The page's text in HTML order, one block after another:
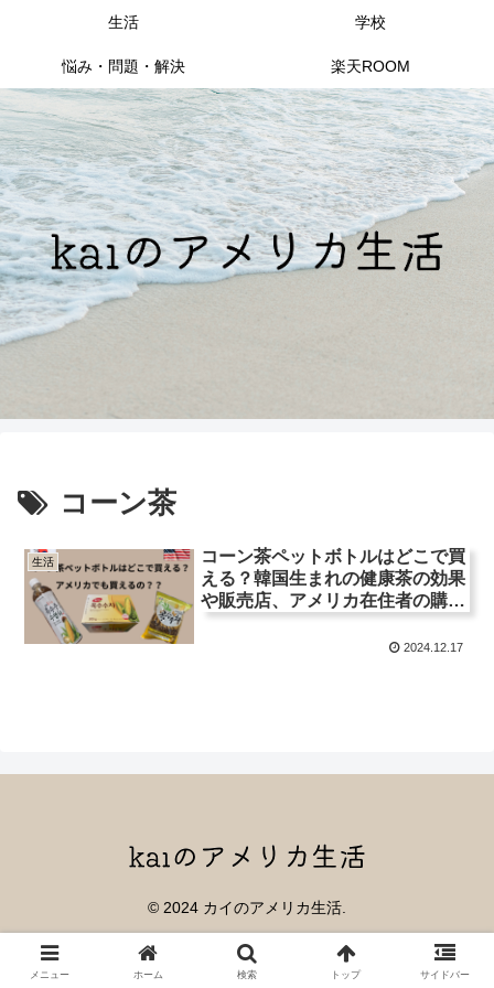
生活 学校
悩み・問題・解決 楽天ROOM
コーン茶
生活
コーン茶ペットボトルはどこで買
える？韓国生まれの健康茶の効果
や販売店、アメリカ在住者の購入
方法を徹底解説！
2024.12.17
© 2024 カイのアメリカ生活.
メニュー ホーム 検索 トップ サイドバー